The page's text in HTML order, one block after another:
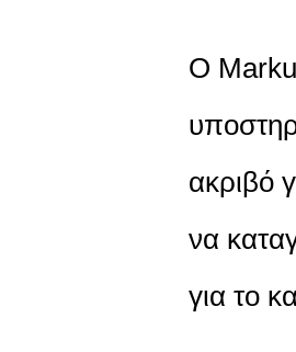
Ο
ακριβό
να
για το